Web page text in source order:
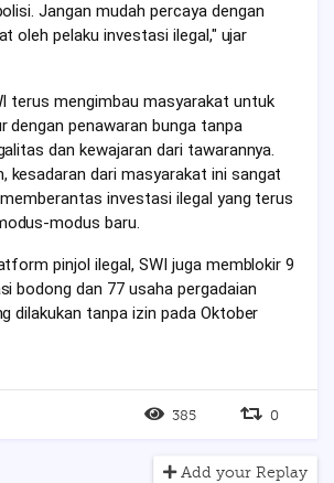
Jangan mudah percaya dengan
oleh pelaku investasi ilegal," ujar
terus mengimbau masyarakat untuk
dengan penawaran bunga tanpa
dan kewajaran dari tawarannya.
kesadaran dari masyarakat ini sangat
investasi ilegal yang terus
modus baru.
pinjol ilegal, SWI juga memblokir 9
bodong dan 77 usaha pergadaian
dilakukan tanpa izin pada Oktober
385 0
Add your Replay